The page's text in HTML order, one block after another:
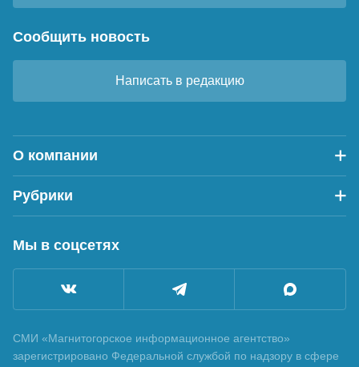
Сообщить новость
Написать в редакцию
О компании
Рубрики
Мы в соцсетях
СМИ «Магнитогорское информационное агентство»
зарегистрировано Федеральной службой по надзору в сфере